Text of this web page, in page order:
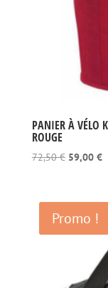
PANIER À VÉLO
ROUGE
72,50€ Le
était :
72,50 €.
59,00 €Le
Promo !